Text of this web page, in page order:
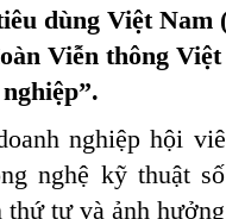
dùng Việt Nam
Viễn thông
nghiệp hội
nghệ kỹ thuật
thứ tư và ảnh